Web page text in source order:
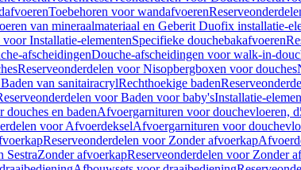
Toebehoren voor wandafvoeren
van mineraalmateriaal en Geberit Duofix installatie-
Installatie-elementenSpecifieke douchebakafvoeren
afscheidingenDouche-afscheidingen voor walk-in-
Reserveonderdelen voor Nisopbergboxen voor douches
van sanitairacrylRechthoekige baden
voor Baden voor baby'sInstallatie-
douches en badenAfvoergarnituren voor douchevloeren,
voor AfvoerdekselAfvoergarnituren voor
Reserveonderdelen voor Zonder afvoerkap
SestraZonder afvoerkapReserveonderdelen voor Zonder